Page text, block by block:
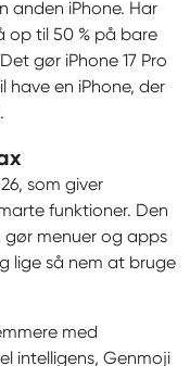
anden iPhone. Har
op til 50 % på bare
gør iPhone 17 Pro
have en iPhone, der
som giver
funktioner. Den
gør menuer og apps
lige så nem at bruge
med
intelligens, Genmoji